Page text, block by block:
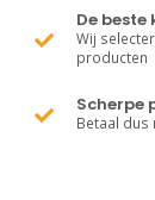
De beste
Wij
producten
Scherpe
Betaal dus